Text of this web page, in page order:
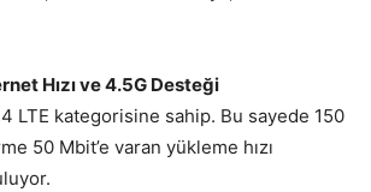
Hızı ve 4.5G Desteği
LTE kategorisine sahip. Bu sayede 150
50 Mbit’e varan yükleme hızı